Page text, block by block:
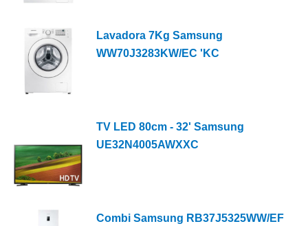
Lavadora 7Kg Samsung
WW70J3283KW/EC 'KC
TV LED 80cm - 32' Samsung
UE32N4005AWXXC
Combi Samsung RB37J5325WW/EF